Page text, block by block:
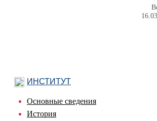
ИНСТИТУТ
Основные сведения
История